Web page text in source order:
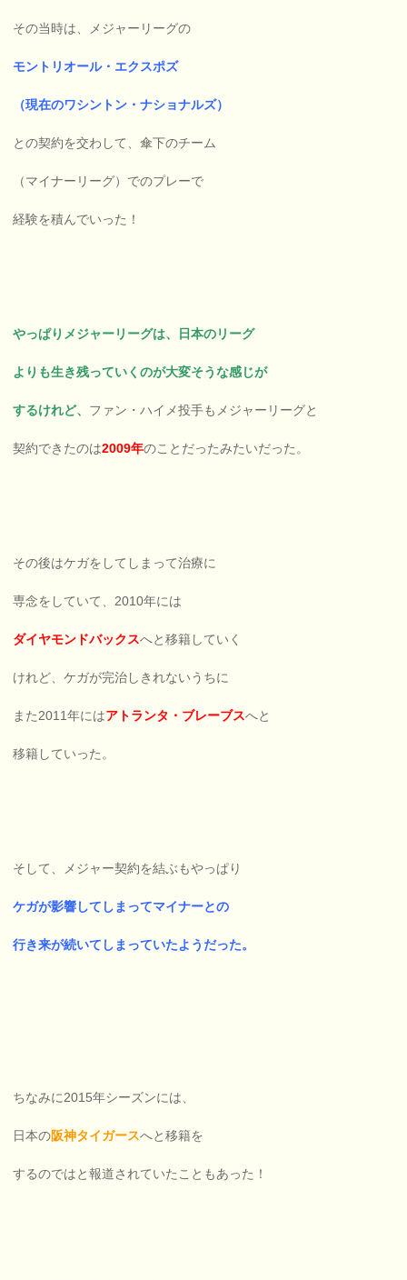
その当時は、メジャーリーグの
モントリオール・エクスポズ
（現在のワシントン・ナショナルズ）
との契約を交わして、傘下のチーム
（マイナーリーグ）でのプレーで
経験を積んでいった！
やっぱりメジャーリーグは、日本のリーグ
よりも生き残っていくのが大変そうな感じが
するけれど、 ファン・ハイメ投手もメジャーリーグと
契約できたのは2009年のことだったみたいだった。
その後はケガをしてしまって治療に
専念をしていて、2010年には
ダイヤモンドバックスへと移籍していく
けれど、ケガが完治しきれないうちに
また2011年にはアトランタ・ブレーブスへと
移籍していった。
そして、メジャー契約を結ぶもやっぱり
ケガが影響してしまってマイナーとの
行き来が続いてしまっていたようだった。
ちなみに2015年シーズンには、
日本の阪神タイガースへと移籍を
するのではと報道されていたこともあった！